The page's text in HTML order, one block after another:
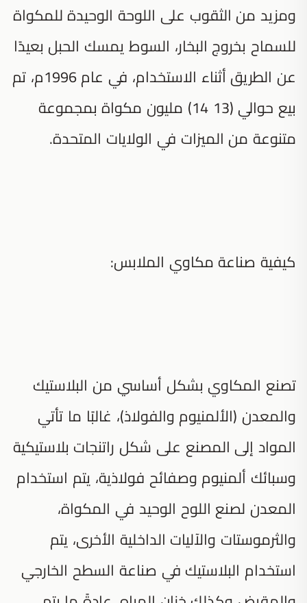
ومزيد من الثقوب على اللوحة الوحيدة للمكواة
للسماح بخروج البخار، السوط يمسك الحبل بعيدًا
عن الطريق أثناء الاستخدام، في عام 1996م، تم
بيع حوالي (13 14) مليون مكواة بمجموعة
متنوعة من الميزات في الولايات المتحدة.
كيفية صناعة مكاوي الملابس:
تصنع المكاوي بشكل أساسي من البلاستيك
والمعدن (الألمنيوم والفولاذ)، غالبًا ما تأتي
المواد إلى المصنع على شكل راتنجات بلاستيكية
وسبائك ألمنيوم وصفائح فولاذية، يتم استخدام
المعدن لصنع اللوح الوحيد في المكواة،
والثرموستات والآليات الداخلية الأخرى، يتم
استخدام البلاستيك في صناعة السطح الخارجي